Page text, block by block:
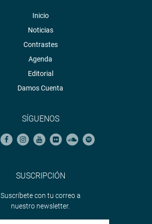
Inicio
Noticias
Contrastes
Agenda
Editorial
Damos Cuenta
SÍGUENOS
SUSCRIPCIÓN
Suscríbete con tu correo a
nuestro newsletter.